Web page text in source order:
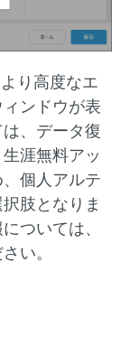
り高度なエ
ンドウが表
、データ復
涯無料アッ
個人アルテ
肢となりま
ついては、
い。